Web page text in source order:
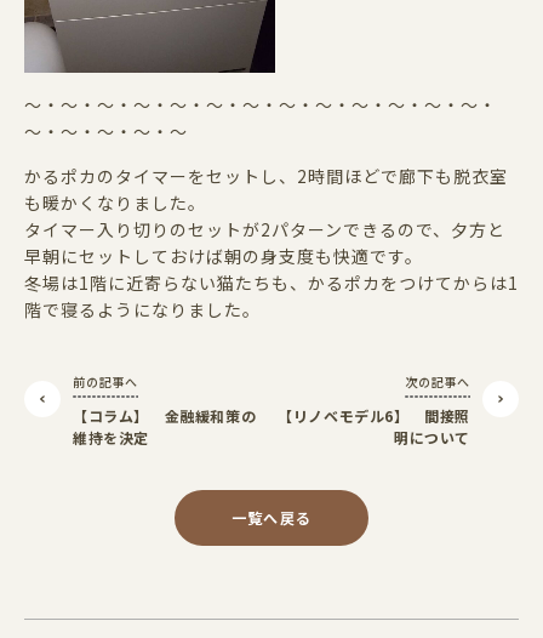
～・～・～・～・～・～・～・～・～・～・～・～・～・
～・～・～・～・～
かるポカのタイマーをセットし、2時間ほどで廊下も脱衣室
も暖かくなりました。
タイマー入り切りのセットが2パターンできるので、夕方と
早朝にセットしておけば朝の身支度も快適です。
冬場は1階に近寄らない猫たちも、かるポカをつけてからは1
階で寝るようになりました。
前の記事へ
【コラム】 金融緩和策の
維持を決定
一覧へ戻る
次の記事へ
【リノベモデル6】 間接照
明について